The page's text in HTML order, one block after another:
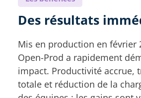
Des résultats
Mis en production en février
Open-Prod a rapidement
impact. Productivité accrue,
totale et réduction de la